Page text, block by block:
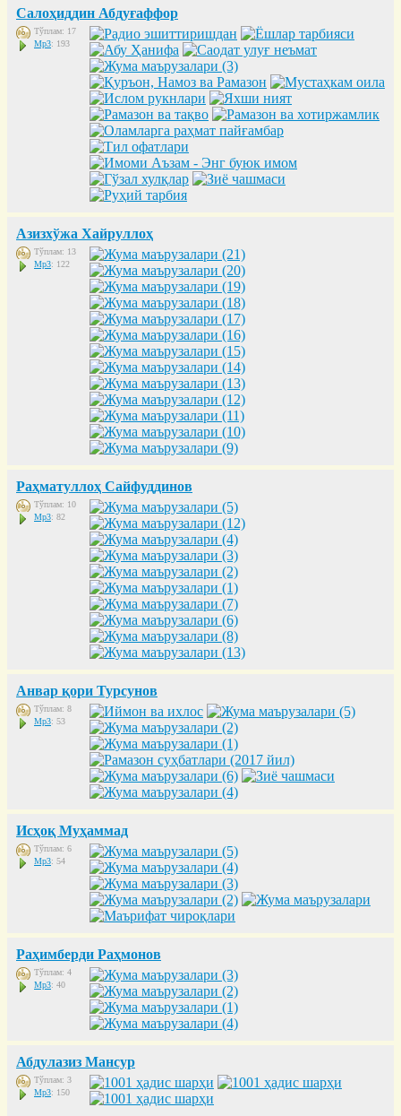
Салоҳиддин Абдуғаффор
Тўплам: 17
Mp3: 193
Азизхўжа Хайруллоҳ
Тўплам: 13
Mp3: 122
Раҳматуллоҳ Сайфуддинов
Тўплам: 10
Mp3: 82
Анвар қори Турсунов
Тўплам: 8
Mp3: 53
Исҳоқ Муҳаммад
Тўплам: 6
Mp3: 54
Раҳимберди Раҳмонов
Тўплам: 4
Mp3: 40
Абдулазиз Мансур
Тўплам: 3
Mp3: 150